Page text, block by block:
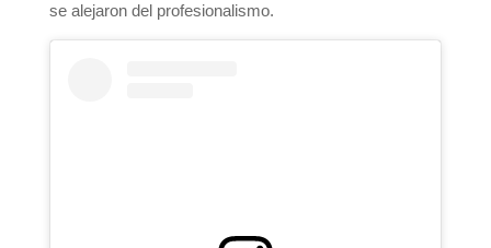
se alejaron del profesionalismo.